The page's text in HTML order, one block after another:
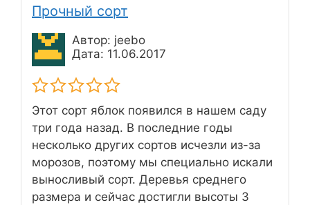
Прочный сорт
Автор: jeebo
Дата: 11.06.2017
Этот сорт яблок появился в нашем саду
три года назад. В последние годы
несколько других сортов исчезли из-за
морозов, поэтому мы специально искали
выносливый сорт. Деревья среднего
размера и сейчас достигли высоты 3